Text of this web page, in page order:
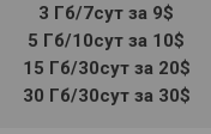
3 Гб/7сут за 9$
5 Гб/10сут за 10$
15 Гб/30сут за 20$
30 Гб/30сут за 30$